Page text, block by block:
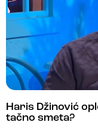
Haris Džinović
tačno smeta?